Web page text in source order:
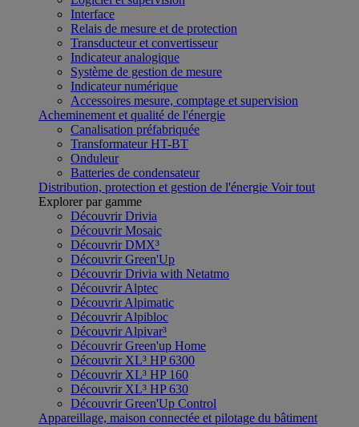
Interface
Relais de mesure et de protection
Transducteur et convertisseur
Indicateur analogique
Système de gestion de mesure
Indicateur numérique
Accessoires mesure, comptage et supervision
Acheminement et qualité de l'énergie
Canalisation préfabriquée
Transformateur HT-BT
Onduleur
Batteries de condensateur
Distribution, protection et gestion de l'énergie Voir tout
Explorer par gamme
Découvrir Drivia
Découvrir Mosaic
Découvrir DMX³
Découvrir Green'Up
Découvrir Drivia with Netatmo
Découvrir Alptec
Découvrir Alpimatic
Découvrir Alpibloc
Découvrir Alpivar³
Découvrir Green'up Home
Découvrir XL³ HP 6300
Découvrir XL³ HP 160
Découvrir XL³ HP 630
Découvrir Green'Up Control
Appareillage, maison connectée et pilotage du bâtiment